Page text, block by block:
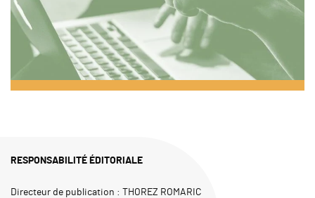
RESPONSABILITÉ ÉDITORIALE
Directeur de publication : THOREZ ROMARIC